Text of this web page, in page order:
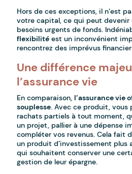
Hors de ces exceptions, il n’est
votre capital, ce qui peut devenir
besoins urgents de fonds.
flexibilité est un inconvénient
rencontrez des imprévus
Une différence
l’assurance vie
En comparaison,l’assurance vie
souplesse. Avec ce produit, vous
rachats partiels à tout moment,
un projet, pallier à une dépense
compléter vos revenus. Cela fait
un produit d’investissement plus
qui souhaitent conserver une
gestion de leur épargne.